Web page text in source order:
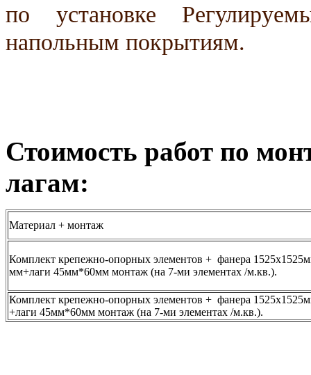
по установке
напольным покрытиям.
Стоимость работ по
лагам:
Материал + монтаж
Комплект крепежно-опорных элементов + фанера
мм+лаги 45мм*60мм монтаж (на 7-ми элементах /м.кв.).
Комплект крепежно-опорных элементов + фанера
+лаги 45мм*60мм монтаж (на 7-ми элементах /м.кв.).